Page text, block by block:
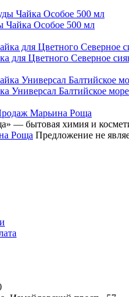
Чайка Особое 500 мл
для Цветного Северное
Универсал Балтийское
— бытовая химия и
Роща Предложение не